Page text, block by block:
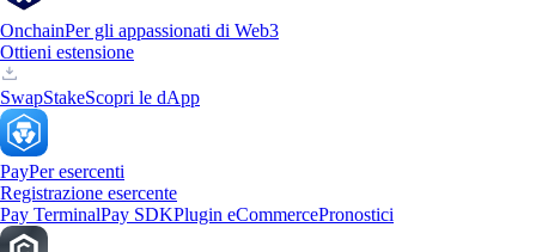
OnchainPer gli appassionati di Web3
Ottieni estensione
SwapStakeScopri le dApp
PayPer esercenti
Registrazione esercente
Pay TerminalPay SDKPlugin eCommercePronostici